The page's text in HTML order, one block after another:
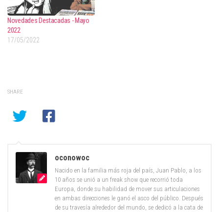
Novedades Destacadas - Mayo
2022
17/05/2022
SHARE
oconowoc
Nacido en la familia más roja del país, Juan Pablo, a los
10 años se unió a un freak show que recorrió toda
Europa, donde su habilidad de mover sus articulaciones
en ambas direcciones le ganó el asco del público. Después
de su travesía alrededor del mundo, se dedicó a la cata de